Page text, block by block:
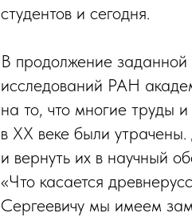
студентов и сегодня.
В продолжение заданной
исследований РАН
на то, что многие труды
в XX веке были
и вернуть их в научный
«Что касается
Сергеевичу мы имеем